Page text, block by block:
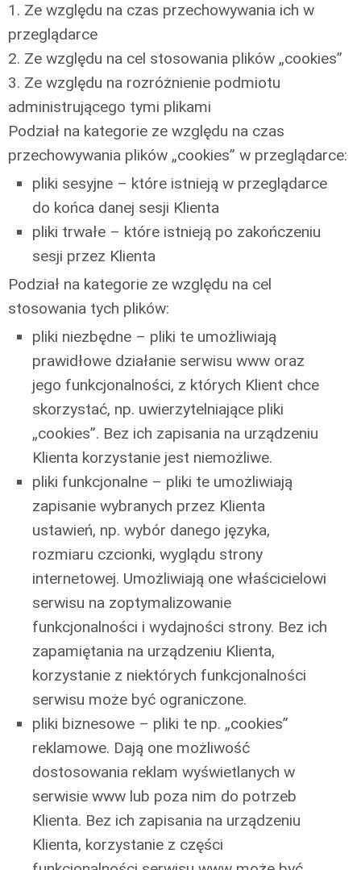
1. Ze względu na czas przechowywania ich w
przeglądarce
2. Ze względu na cel stosowania plików „cookies”
3. Ze względu na rozróżnienie podmiotu
administrującego tymi plikami
Podział na kategorie ze względu na czas
przechowywania plików „cookies” w przeglądarce:
pliki sesyjne – które istnieją w przeglądarce
do końca danej sesji Klienta
pliki trwałe – które istnieją po zakończeniu
sesji przez Klienta
Podział na kategorie ze względu na cel
stosowania tych plików:
pliki niezbędne – pliki te umożliwiają
prawidłowe działanie serwisu www oraz
jego funkcjonalności, z których Klient chce
skorzystać, np. uwierzytelniające pliki
„cookies”. Bez ich zapisania na urządzeniu
Klienta korzystanie jest niemożliwe.
pliki funkcjonalne – pliki te umożliwiają
zapisanie wybranych przez Klienta
ustawień, np. wybór danego języka,
rozmiaru czcionki, wyglądu strony
internetowej. Umożliwiają one właścicielowi
serwisu na zoptymalizowanie
funkcjonalności i wydajności strony. Bez ich
zapamiętania na urządzeniu Klienta,
korzystanie z niektórych funkcjonalności
serwisu może być ograniczone.
pliki biznesowe – pliki te np. „cookies”
reklamowe. Dają one możliwość
dostosowania reklam wyświetlanych w
serwisie www lub poza nim do potrzeb
Klienta. Bez ich zapisania na urządzeniu
Klienta, korzystanie z części